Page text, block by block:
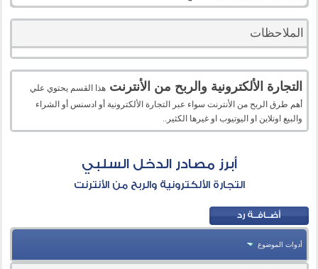
الملاحظات
التجارة الألكترونية والربح من الأنترنت هذا القسم يحتوي علي
أهم طرق الربح من الأنترنت سواء عبر التجارة الألكترونية أو ادسنس أو الشراء
والبيع اونلاين او اليوتيوب او غيرها الكثير..
أبرز مصادر الدخل السلبي
التجارة الألكترونية والربح من الأنترنت
أدوات الموضوع